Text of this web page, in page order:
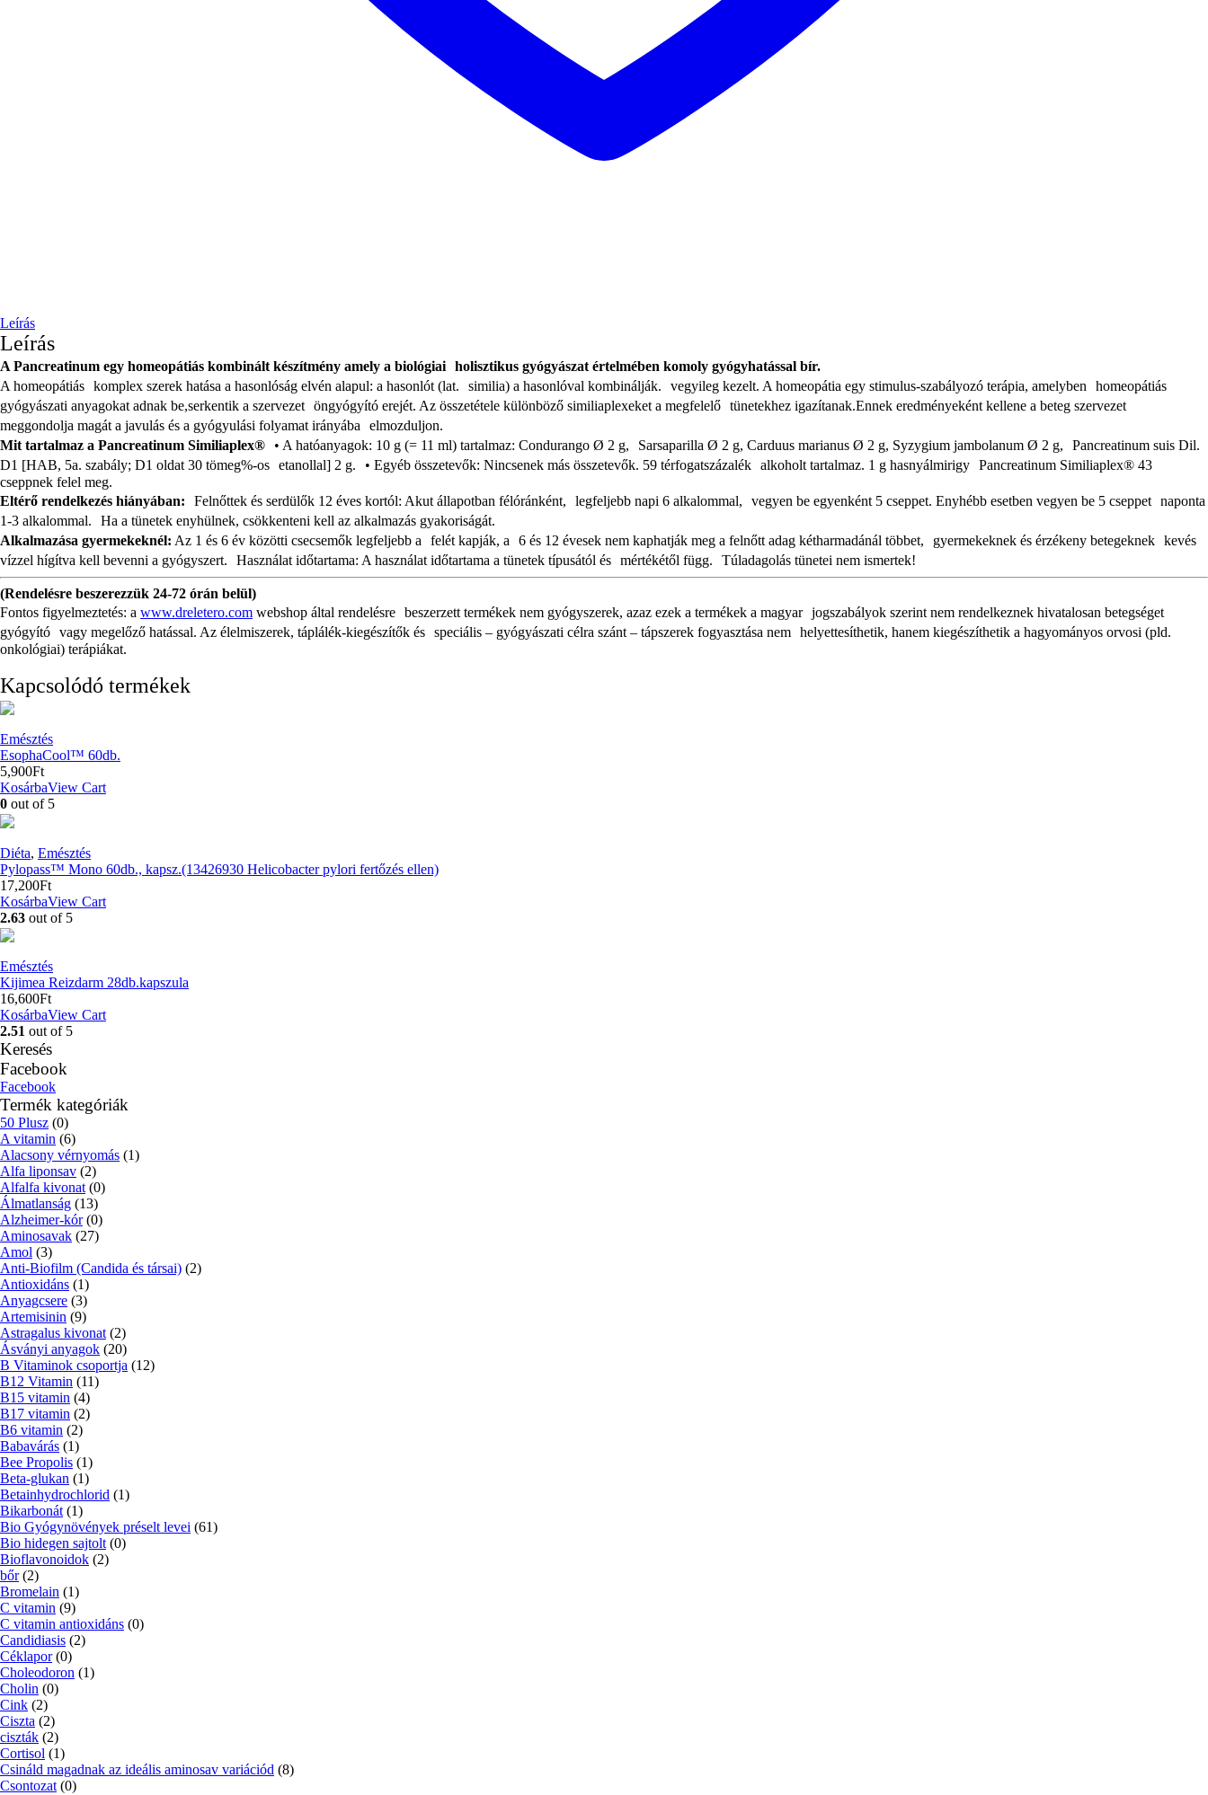
Leírás
Leírás
A Pancreatinum egy homeopátiás kombinált készítmény amely a biológiai holisztikus gyógyászat értelmében komoly gyógyhatással bír.
A homeopátiás komplex szerek hatása a hasonlóság elvén alapul: a hasonlót (lat. similia) a hasonlóval kombinálják. vegyileg kezelt. A homeopátia egy stimulus-szabályozó terápia, amelyben homeopátiás
gyógyászati anyagokat adnak be,serkentik a szervezet öngyógyító erejét. Az összetétele különböző similiaplexeket a megfelelő tünetekhez igazítanak.Ennek eredményeként kellene a beteg szervezet
meggondolja magát a javulás és a gyógyulási folyamat irányába elmozduljon.
Mit tartalmaz a Pancreatinum Similiaplex® • A hatóanyagok: 10 g (= 11 ml) tartalmaz: Condurango Ø 2 g, Sarsaparilla Ø 2 g, Carduus marianus Ø 2 g, Syzygium jambolanum Ø 2 g, Pancreatinum suis Dil.
D1 [HAB, 5a. szabály; D1 oldat 30 tömeg%-os etanollal] 2 g. • Egyéb összetevők: Nincsenek más összetevők. 59 térfogatszázalék alkoholt tartalmaz. 1 g hasnyálmirigy Pancreatinum Similiaplex® 43
cseppnek felel meg.
Eltérő rendelkezés hiányában: Felnőttek és serdülők 12 éves kortól: Akut állapotban félóránként, legfeljebb napi 6 alkalommal, vegyen be egyenként 5 cseppet. Enyhébb esetben vegyen be 5 cseppet naponta
1-3 alkalommal. Ha a tünetek enyhülnek, csökkenteni kell az alkalmazás gyakoriságát.
Alkalmazása gyermekeknél: Az 1 és 6 év közötti csecsemők legfeljebb a felét kapják, a 6 és 12 évesek nem kaphatják meg a felnőtt adag kétharmadánál többet, gyermekeknek és érzékeny betegeknek kevés
vízzel hígítva kell bevenni a gyógyszert. Használat időtartama: A használat időtartama a tünetek típusától és mértékétől függ. Túladagolás tünetei nem ismertek!
(Rendelésre beszerezzük 24-72 órán belül)
Fontos figyelmeztetés: a www.dreletero.com webshop által rendelésre beszerzett termékek nem gyógyszerek, azaz ezek a termékek a magyar jogszabályok szerint nem rendelkeznek hivatalosan betegséget
gyógyító vagy megelőző hatással. Az élelmiszerek, táplálék-kiegészítők és speciális – gyógyászati célra szánt – tápszerek fogyasztása nem helyettesíthetik, hanem kiegészíthetik a hagyományos orvosi (pld.
onkológiai) terápiákat.
Kapcsolódó termékek
Emésztés
EsophaCool™ 60db.
5,900Ft
KosárbaView Cart
0 out of 5
Diéta, Emésztés
Pylopass™ Mono 60db., kapsz.(13426930 Helicobacter pylori fertőzés ellen)
17,200Ft
KosárbaView Cart
2.63 out of 5
Emésztés
Kijimea Reizdarm 28db.kapszula
16,600Ft
KosárbaView Cart
2.51 out of 5
Keresés
Facebook
Facebook
Termék kategóriák
50 Plusz (0)
A vitamin (6)
Alacsony vérnyomás (1)
Alfa liponsav (2)
Alfalfa kivonat (0)
Álmatlanság (13)
Alzheimer-kór (0)
Aminosavak (27)
Amol (3)
Anti-Biofilm (Candida és társai) (2)
Antioxidáns (1)
Anyagcsere (3)
Artemisinin (9)
Astragalus kivonat (2)
Ásványi anyagok (20)
B Vitaminok csoportja (12)
B12 Vitamin (11)
B15 vitamin (4)
B17 vitamin (2)
B6 vitamin (2)
Babavárás (1)
Bee Propolis (1)
Beta-glukan (1)
Betainhydrochlorid (1)
Bikarbonát (1)
Bio Gyógynövények préselt levei (61)
Bio hidegen sajtolt (0)
Bioflavonoidok (2)
bőr (2)
Bromelain (1)
C vitamin (9)
C vitamin antioxidáns (0)
Candidiasis (2)
Céklapor (0)
Choleodoron (1)
Cholin (0)
Cink (2)
Ciszta (2)
ciszták (2)
Cortisol (1)
Csináld magadnak az ideális aminosav variációd (8)
Csontozat (0)